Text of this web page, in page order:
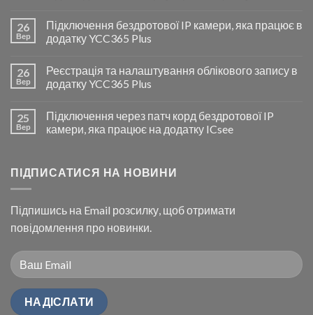
26
Вер
Підключення бездротової IP камери, яка працює в
додатку YCC365 Plus
26
Вер
Реєстрація та налаштування облікового запису в
додатку YCC365 Plus
25
Вер
Підключення через патч корд бездротової IP
камери, яка працює на додатку ICsee
ПІДПИСАТИСЯ НА НОВИНИ
Підпишись на Email розсилку, щоб отримати
повідомлення про новинки.